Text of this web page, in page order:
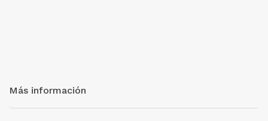
Más información